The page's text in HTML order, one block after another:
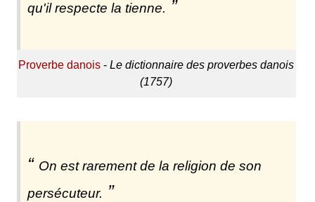
qu'il respecte la tienne.
Proverbe danois -Le dictionnaire des proverbes danois
(1757)
On est rarement de la religion de son
persécuteur.